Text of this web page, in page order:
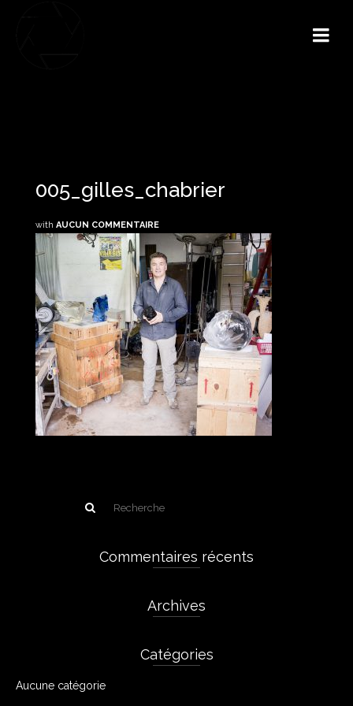
005_gilles_chabrier
with AUCUN COMMENTAIRE
Commentaires récents
Archives
Catégories
Aucune catégorie